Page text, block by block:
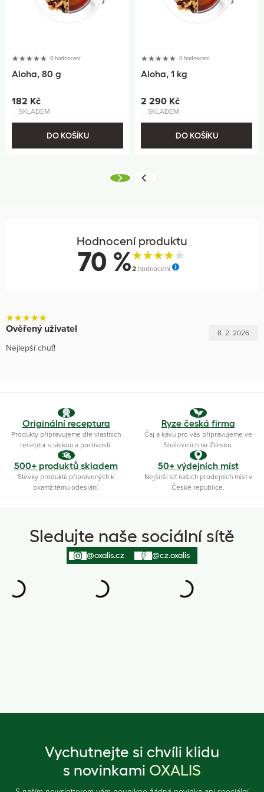
0 hodnocení
Aloha, 80 g
182 Kč
SKLADEM
DO KOŠÍKU
0 hodnocení
Aloha, 1 kg
2 290 Kč
SKLADEM
DO KOŠÍKU
Hodnocení produktu
70 %2 hodnocení
Ověřený uživatel 8. 2. 2026
Nejlepší chuť!
Originální receptura
Produkty připravujeme dle vlastních
receptur s láskou a poctivostí.
Ryze česká firma
Čaj a kávu pro vás připravujeme ve
Slušovicích na Zlínsku.
500+ produktů skladem
Stovky produktů připravených k
okamžitému odeslání.
50+ výdejních míst
Nejširší síť našich prodejních míst v
České republice.
Sledujte naše sociální sítě
@oxalis.cz @cz.oxalis
Vychutnejte si chvíli klidu
s novinkami OXALIS